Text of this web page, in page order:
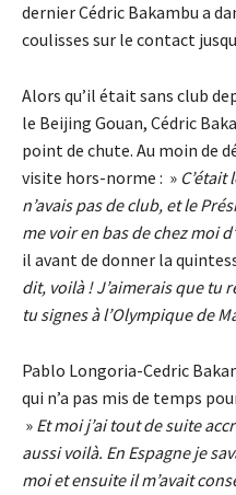
dernier Cédric Bakambu a
coulisses sur le contact
Alors qu’il était sans club
le Beijing Gouan, Cédric
point de chute. Au moin de
visite hors-norme : »
n’avais pas de club, et le
me voir en bas de chez moi
il avant de donner la
dit, voilà ! J’aimerais que tu
tu signes à l’Olympique de
Pablo Longoria-Cedric
qui n’a pas mis de temps
» Et moi j’ai tout de suite
aussi voilà. En Espagne je
moi et ensuite il m’avait